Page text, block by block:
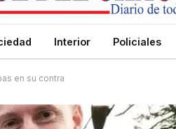
Interior Policiales
en su contra